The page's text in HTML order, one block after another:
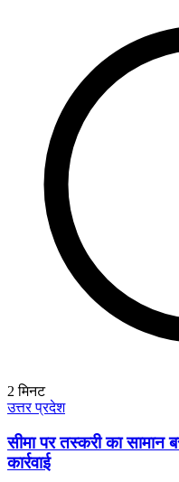
2 मिनट
उत्तर प्रदेश
सीमा पर तस्करी का सामान
कार्रवाई